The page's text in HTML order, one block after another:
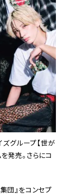
グループ【世が
発売。さらにコ
団』をコンセプ